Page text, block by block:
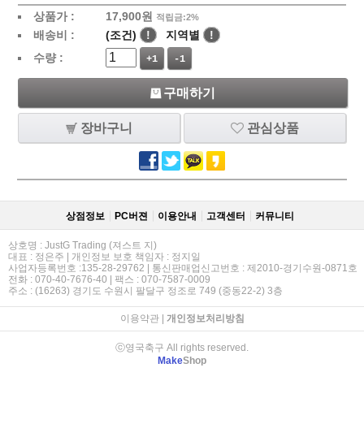
상품가 : 17,900원 적립금:2%
배송비 : (조건) ! 지역별
!
수량 :
+1 -1
구매하기
장바구니 관심상품
상점정보 PC버젼 이용안내 고객센터 커뮤니티
상호명 : JustG Trading (져스트 지)
대표 : 정은주 | 개인정보 보호 책임자 : 정지일
사업자등록번호 :135-28-29762 | 통신판매업신고번호 : 제2010-경기수원-0871호
전화 : 070-40-7676-40 | 팩스 : 070-7587-0009
주소 : (16263) 경기도 수원시 팔달구 정조로 749 (중동22-2) 3층
이용약관| 개인정보처리방침
ⓒ영국축구 All rights reserved.
MakeShop